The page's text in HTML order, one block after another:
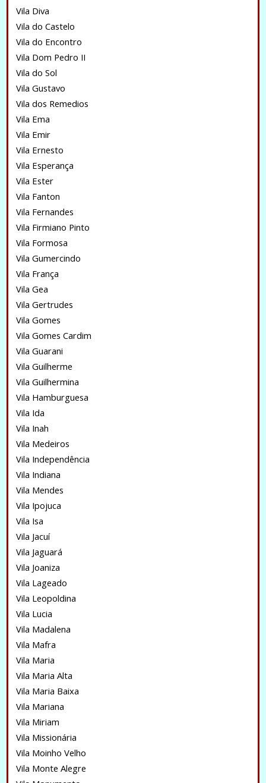
Vila Diva
Vila do Castelo
Vila do Encontro
Vila Dom Pedro II
Vila do Sol
Vila Gustavo
Vila dos Remedios
Vila Ema
Vila Emir
Vila Ernesto
Vila Esperança
Vila Ester
Vila Fanton
Vila Fernandes
Vila Firmiano Pinto
Vila Formosa
Vila Gumercindo
Vila França
Vila Gea
Vila Gertrudes
Vila Gomes
Vila Gomes Cardim
Vila Guarani
Vila Guilherme
Vila Guilhermina
Vila Hamburguesa
Vila Ida
Vila Inah
Vila Medeiros
Vila Independência
Vila Indiana
Vila Mendes
Vila Ipojuca
Vila Isa
Vila Jacuí
Vila Jaguará
Vila Joaniza
Vila Lageado
Vila Leopoldina
Vila Lucia
Vila Madalena
Vila Mafra
Vila Maria
Vila Maria Alta
Vila Maria Baixa
Vila Mariana
Vila Miriam
Vila Missionária
Vila Moinho Velho
Vila Monte Alegre